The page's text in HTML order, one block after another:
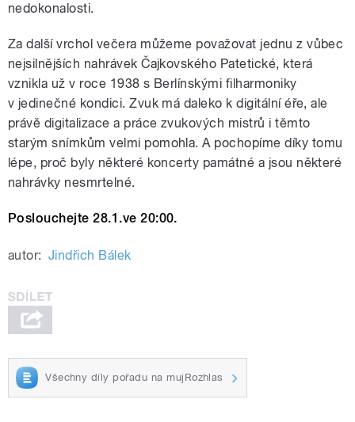
nedokonalosti.
Za další vrchol večera můžeme považovat jednu z vůbec
nejsilnějších nahrávek Čajkovského Patetické, která
vznikla už v roce 1938 s Berlínskými filharmoniky
v jedinečné kondici. Zvuk má daleko k digitální éře, ale
právě digitalizace a práce zvukových mistrů i těmto
starým snímkům velmi pomohla. A pochopíme díky tomu
lépe, proč byly některé koncerty památné a jsou některé
nahrávky nesmrtelné.
Poslouchejte 28.1.ve 20:00.
autor: Jindřich Bálek
Všechny díly pořadu na mujRozhlas